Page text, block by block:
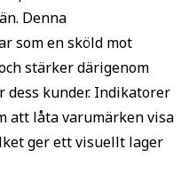
Denna
som en sköld mot
stärker därigenom
dess kunder. Indikatorer
att låta varumärken visa
ger ett visuellt lager